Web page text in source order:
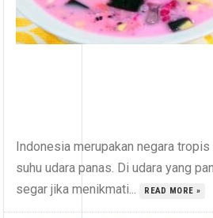
Indonesia merupakan negara
suhu udara panas. Di udara yang
segar jika menikmati...
READ MORE »